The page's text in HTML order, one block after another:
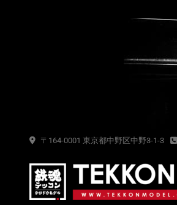
〒164-0001 東京都中野区中野3-1-3